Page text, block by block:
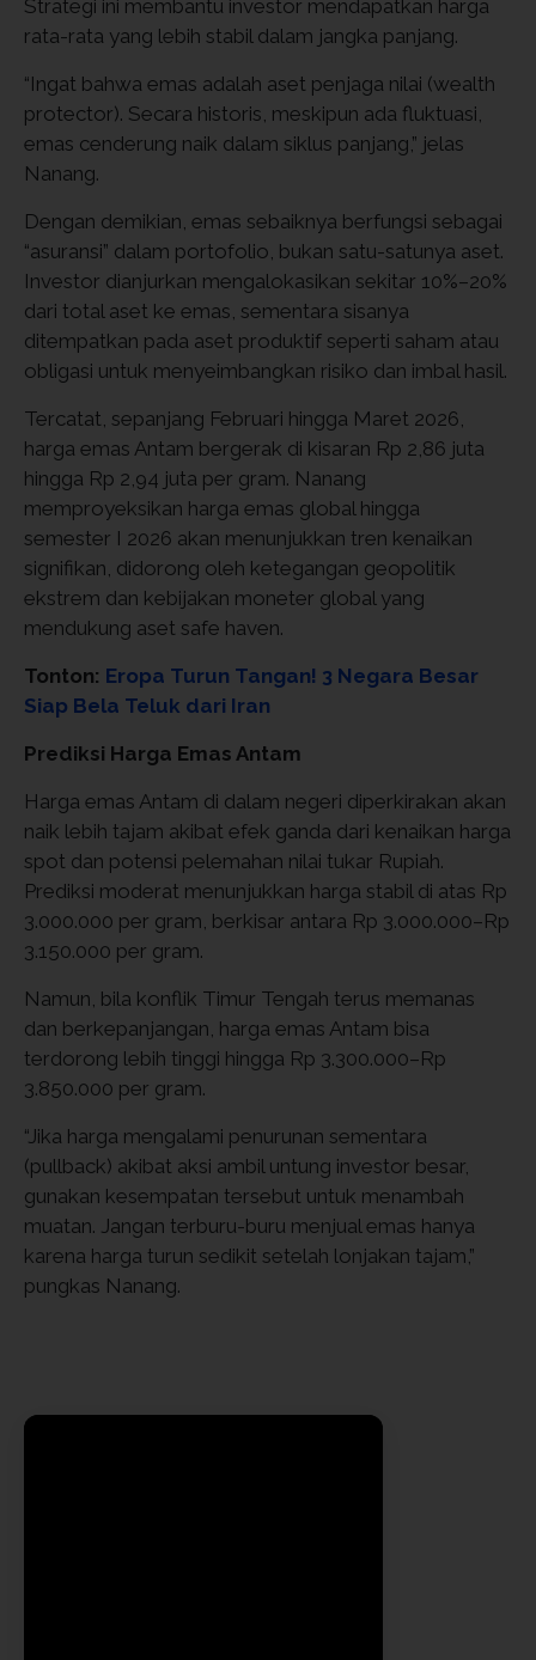
Strategi ini membantu investor mendapatkan harga
rata-rata yang lebih stabil dalam jangka panjang.
“Ingat bahwa emas adalah aset penjaga nilai (wealth
protector). Secara historis, meskipun ada fluktuasi,
emas cenderung naik dalam siklus panjang,” jelas
Nanang.
Dengan demikian, emas sebaiknya berfungsi sebagai
“asuransi” dalam portofolio, bukan satu-satunya aset.
Investor dianjurkan mengalokasikan sekitar 10%–20%
dari total aset ke emas, sementara sisanya
ditempatkan pada aset produktif seperti saham atau
obligasi untuk menyeimbangkan risiko dan imbal hasil.
Tercatat, sepanjang Februari hingga Maret 2026,
harga emas Antam bergerak di kisaran Rp 2,86 juta
hingga Rp 2,94 juta per gram. Nanang
memproyeksikan harga emas global hingga
semester I 2026 akan menunjukkan tren kenaikan
signifikan, didorong oleh ketegangan geopolitik
ekstrem dan kebijakan moneter global yang
mendukung aset safe haven.
Tonton: Eropa Turun Tangan! 3 Negara Besar
Siap Bela Teluk dari Iran
Prediksi Harga Emas Antam
Harga emas Antam di dalam negeri diperkirakan akan
naik lebih tajam akibat efek ganda dari kenaikan harga
spot dan potensi pelemahan nilai tukar Rupiah.
Prediksi moderat menunjukkan harga stabil di atas Rp
3.000.000 per gram, berkisar antara Rp 3.000.000–Rp
3.150.000 per gram.
Namun, bila konflik Timur Tengah terus memanas
dan berkepanjangan, harga emas Antam bisa
terdorong lebih tinggi hingga Rp 3.300.000–Rp
3.850.000 per gram.
“Jika harga mengalami penurunan sementara
(pullback) akibat aksi ambil untung investor besar,
gunakan kesempatan tersebut untuk menambah
muatan. Jangan terburu-buru menjual emas hanya
karena harga turun sedikit setelah lonjakan tajam,”
pungkas Nanang.